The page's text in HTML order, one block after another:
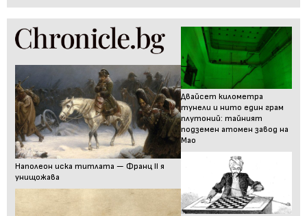
Наполеон иска титлата — Франц II я
унищожава
Двайсет километра
тунели и нито един грам
плутоний: тайният
подземен атомен завод на
Мао